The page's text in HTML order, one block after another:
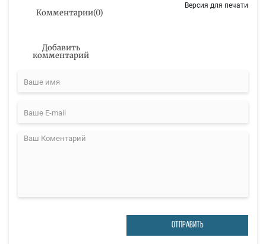
Комментарии(0)
Версия для печати
Добавить
комментарий
ОТПРАВИТЬ